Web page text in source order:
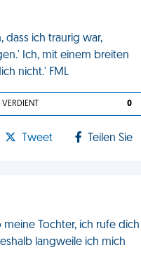
dass ich traurig war,
Ich, mit einem breiten
nicht.' FML
0
Tweet Teilen Sie
Tochter, ich rufe dich
langweile ich mich